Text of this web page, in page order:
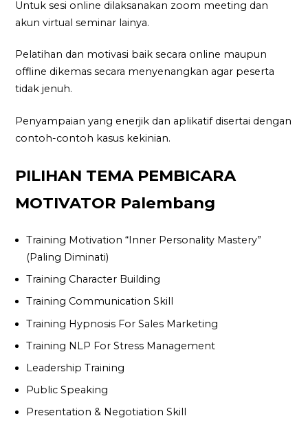
Untuk sesi online dilaksanakan zoom meeting dan
akun virtual seminar lainya.
Pelatihan dan motivasi baik secara online maupun
offline dikemas secara menyenangkan agar peserta
tidak jenuh.
Penyampaian yang enerjik dan aplikatif disertai dengan
contoh-contoh kasus kekinian.
PILIHAN TEMA PEMBICARA
MOTIVATOR Palembang
Training Motivation “Inner Personality Mastery”
(Paling Diminati)
Training Character Building
Training Communication Skill
Training Hypnosis For Sales Marketing
Training NLP For Stress Management
Leadership Training
Public Speaking
Presentation & Negotiation Skill